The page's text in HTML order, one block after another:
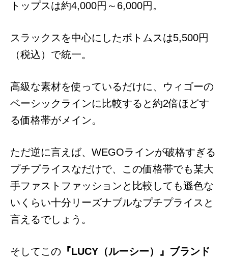
トップスは約4,000円～6,000円。
スラックスを中心にしたボトムスは5,500円
（税込）で統一。
高級な素材を使っているだけに、ウィゴーの
ベーシックラインに比較すると約2倍ほどす
る価格帯がメイン。
ただ逆に言えば、WEGOラインが破格すぎる
プチプライスなだけで、この価格帯でも某大
手ファストファッションと比較しても遜色な
いくらい十分リーズナブルなプチプライスと
言えるでしょう。
そしてこの 『LUCY（ルーシー）』ブランド